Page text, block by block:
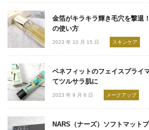
ボディ＆ヘア
ライフスタイル
金箔がキラキラ輝き毛穴を撃退
の使い方
2023 年 10 月 15 日 スキンケア
ベネフィットのフェイスプライ
てツルサラ肌に
2023 年 9 月 8 日 メークアップ
NARS（ナーズ）ソフトマット